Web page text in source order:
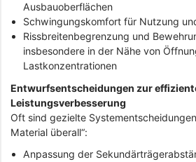
Ausbauoberflächen
Schwingungskomfort für Nutzung
Rissbreitenbegrenzung und
insbesondere in der Nähe von
Lastkonzentrationen
Entwurfsentscheidungen zur
Leistungsverbesserung
Oft sind gezielte
Material überall“:
Anpassung der